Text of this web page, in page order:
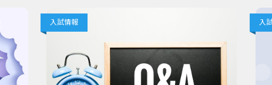
入試情報 入